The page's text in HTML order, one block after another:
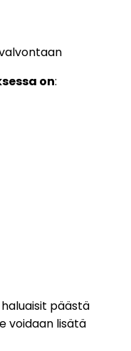
on:
päästä
voidaan lisätä